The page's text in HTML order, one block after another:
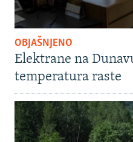
OBJAŠNJENO
Elektrane na
temperatura raste